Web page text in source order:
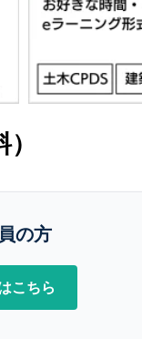
の方
こちら